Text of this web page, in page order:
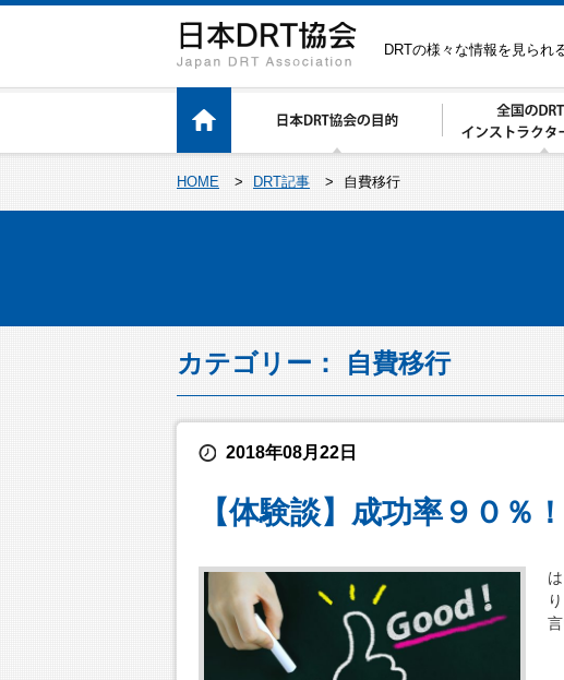
DRTの様々な情報を見られ
HOME > DRT記事 > 自費移行
カテゴリー： 自費移行
2018年08月22日
【体験談】成功率９０％